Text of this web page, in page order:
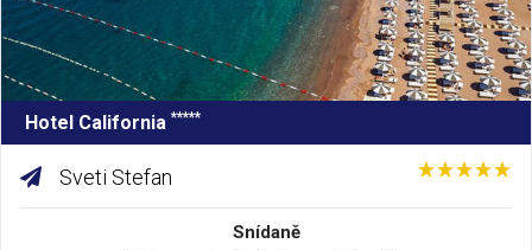
Hotel California *****
Sveti Stefan
Snídaně